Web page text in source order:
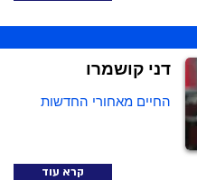
דני קושמרו
החיים מאחורי החדשות
קרא עוד